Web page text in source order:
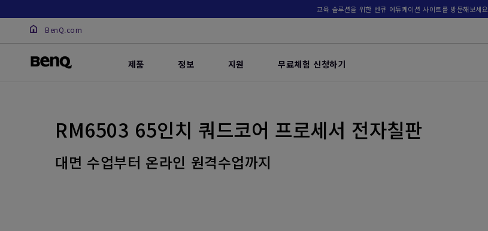
교육 솔루션을 위한 벤큐 에듀케이션 사이트를 방문해보세요
BenQ.com
제품 정보 지원 무료체험 신청하기
RM6503 65인치 쿼드코어 프로세서 전자칠판
대면 수업부터 온라인 원격수업까지